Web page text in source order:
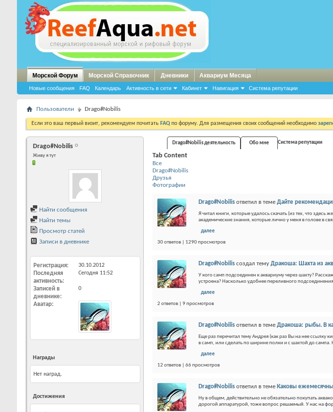
Морской Форум
Новые сообщения FAQ Календарь Активность в сети Кабинет Навигация Система репутации
Морской Справочник Дневники Аквариум Месяца
Пользователи Drago#Nobilis
Если это ваш первый визит, рекомендуем почитать FAQ по форуму. Для размещения своих сообщений необходимо
Drago#Nobilis
Живу я тут
Найти сообщения
Найти темы
Просмотр статей
Записи в дневнике
Регистрация 30.10.2012
Последняя
активность
Сегодня 11:52
Записей в
дневнике
0
Аватар
Награды
Нет наград.
Достижения
Drago#Nobilis деятельность Обо мне Система репутации
Tab Content
Все
Drago#Nobilis
Друзья
Фотографии
Drago#Nobilis ответил в теме Дайте
Я читал книги, которые удалось скачать (из тех, что
академические знания, которые лично у меня в голове в
далее
30 ответов | 1290 просмотров
Drago#Nobilis создал тему Дракоша: Шахта из
У кого самп подсоединен к аквариуму через шахту?
устроена? Насколько удобнее переливного
далее
2 ответов | 9 просмотров
Drago#Nobilis ответил в теме Дракоша: рыбы. В
Еще раз перечитал тему Андрея (как раз Вы на нее ссылку
в самп, или сделать по ширине полки и с шахтой до сампа.
далее
12 ответов | 66 просмотров
Drago#Nobilis ответил в теме Каковы
Ну в общем, действительно не обязательно покупать
дорогой аппаратурой, тоже вопрос решаемый. У нас на